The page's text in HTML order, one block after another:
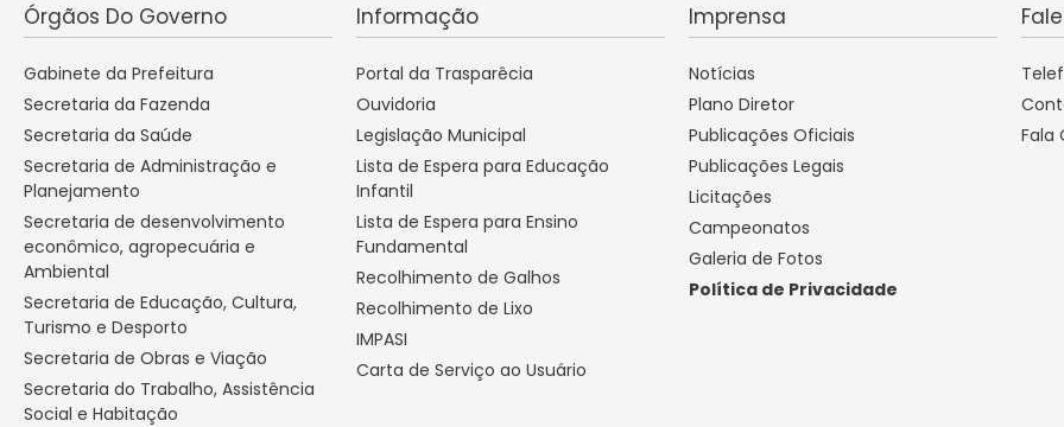
Órgãos Do Governo
Gabinete da Prefeitura
Secretaria da Fazenda
Secretaria da Saúde
Secretaria de Administração e
Planejamento
Secretaria de desenvolvimento
econômico, agropecuária e
Ambiental
Secretaria de Educação, Cultura,
Turismo e Desporto
Secretaria de Obras e Viação
Secretaria do Trabalho, Assistência
Social e Habitação
Informação
Portal da Trasparêcia
Ouvidoria
Legislação Municipal
Lista de Espera para Educação
Infantil
Lista de Espera para Ensino
Fundamental
Recolhimento de Galhos
Recolhimento de Lixo
IMPASI
Carta de Serviço ao Usuário
Imprensa
Notícias
Plano Diretor
Publicações Oficiais
Publicações Legais
Licitações
Campeonatos
Galeria de Fotos
Política de Privacidade
Fala